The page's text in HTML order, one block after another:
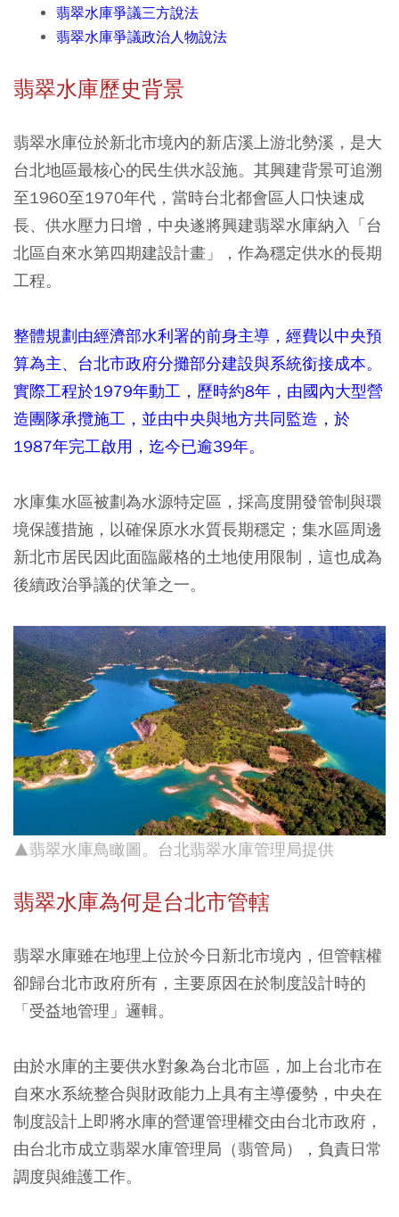
翡翠水庫爭議三方說法
翡翠水庫爭議政治人物說法
翡翠水庫歷史背景
翡翠水庫位於新北市境內的新店溪上游北勢溪，是大
台北地區最核心的民生供水設施。其興建背景可追溯
至1960至1970年代，當時台北都會區人口快速成
長、供水壓力日增，中央遂將興建翡翠水庫納入「台
北區自來水第四期建設計畫」，作為穩定供水的長期
工程。
整體規劃由經濟部水利署的前身主導，經費以中央預
算為主、台北市政府分攤部分建設與系統銜接成本。
實際工程於1979年動工，歷時約8年，由國內大型營
造團隊承攬施工，並由中央與地方共同監造，於
1987年完工啟用，迄今已逾39年。
水庫集水區被劃為水源特定區，採高度開發管制與環
境保護措施，以確保原水水質長期穩定；集水區周邊
新北市居民因此面臨嚴格的土地使用限制，這也成為
後續政治爭議的伏筆之一。
▲翡翠水庫鳥瞰圖。台北翡翠水庫管理局提供
翡翠水庫為何是台北市管轄
翡翠水庫雖在地理上位於今日新北市境內，但管轄權
卻歸台北市政府所有，主要原因在於制度設計時的
「受益地管理」邏輯。
由於水庫的主要供水對象為台北市區，加上台北市在
自來水系統整合與財政能力上具有主導優勢，中央在
制度設計上即將水庫的營運管理權交由台北市政府，
由台北市成立翡翠水庫管理局（翡管局），負責日常
調度與維護工作。